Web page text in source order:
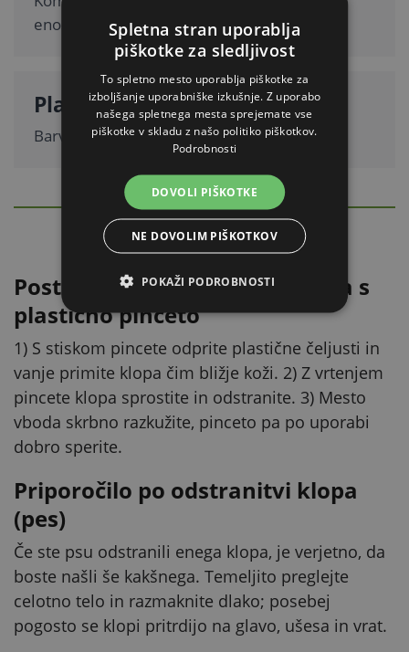
enostavno rokovanje.
Plastična izvedba
Barva zelena/bela.
PODROBEN OPIS
Skrij
Postopek odstranjevanja klopa s
plastično pinceto
1) S stiskom pincete odprite plastične čeljusti in
vanje primite klopa čim bližje koži. 2) Z vrtenjem
pincete klopa sprostite in odstranite. 3) Mesto
vboda skrbno razkužite, pinceto pa po uporabi
dobro sperite.
Priporočilo po odstranitvi klopa
(pes)
Če ste psu odstranili enega klopa, je verjetno, da
boste našli še kakšnega. Temeljito preglejte
celotno telo in razmaknite dlako; posebej
pogosto se klopi pritrdijo na glavo, ušesa in vrat.
Spletna stran uporablja
piškotke za sledljivost
To spletno mesto uporablja piškotke za
izboljšanje uporabniške izkušnje. Z uporabo
našega spletnega mesta sprejemate vse
piškotke v skladu z našo politiko piškotkov.
Podrobnosti
DOVOLI PIŠKOTKE
NE DOVOLIM PIŠKOTKOV
POKAŽI PODROBNOSTI